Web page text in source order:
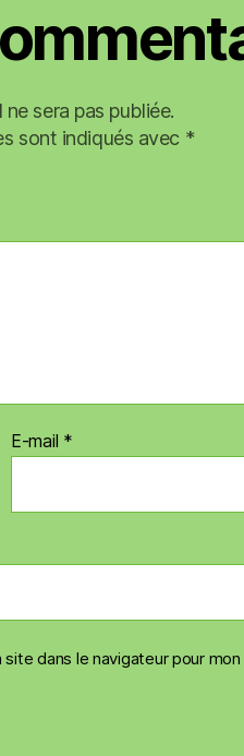
sera pas publiée.
sont indiqués avec *
E-mail *
dans le navigateur pour mon